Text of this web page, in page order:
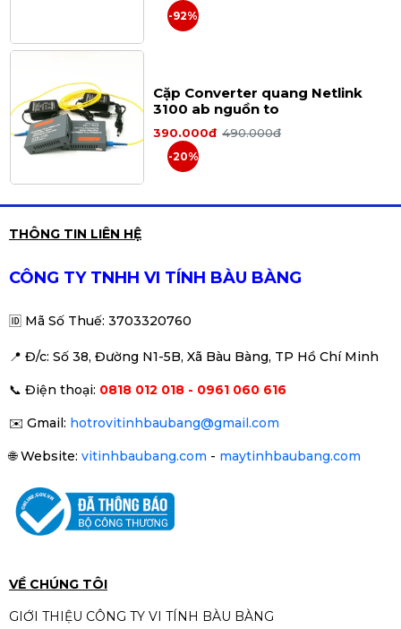
-92%
Cặp Converter quang Netlink
3100 ab nguồn to
390.000đ 490.000đ
-20%
2.490.000đ
1821P, 16 port 10/100M
THÔNG TIN LIÊN HỆ
CÔNG TY TNHH VI TÍNH BÀU BÀNG
🆔 Mã Số Thuế: 3703320760
📍 Đ/c: Số 38, Đường N1-5B, Xã Bàu Bàng, TP Hồ Chí Minh
📞 Điện thoại: 0818 012 018 - 0961 060 616
✉️ Gmail: hotrovitinhbaubang@gmail.com
🌐Website: vitinhbaubang.com - maytinhbaubang.com
VỀ CHÚNG TÔI
GIỚI THIỆU CÔNG TY VI TÍNH BÀU BÀNG